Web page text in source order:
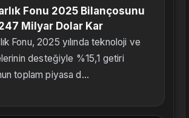
Fonu 2025 Bilançosunu
Milyar Dolar Kar
Fonu, 2025 yılında teknoloji ve
desteğiyle %15,1 getiri
toplam piyasa d...